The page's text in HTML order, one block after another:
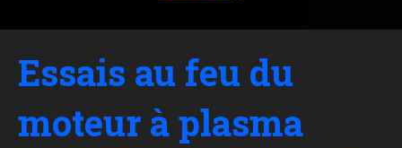
Essais au feu du
moteur à plasma